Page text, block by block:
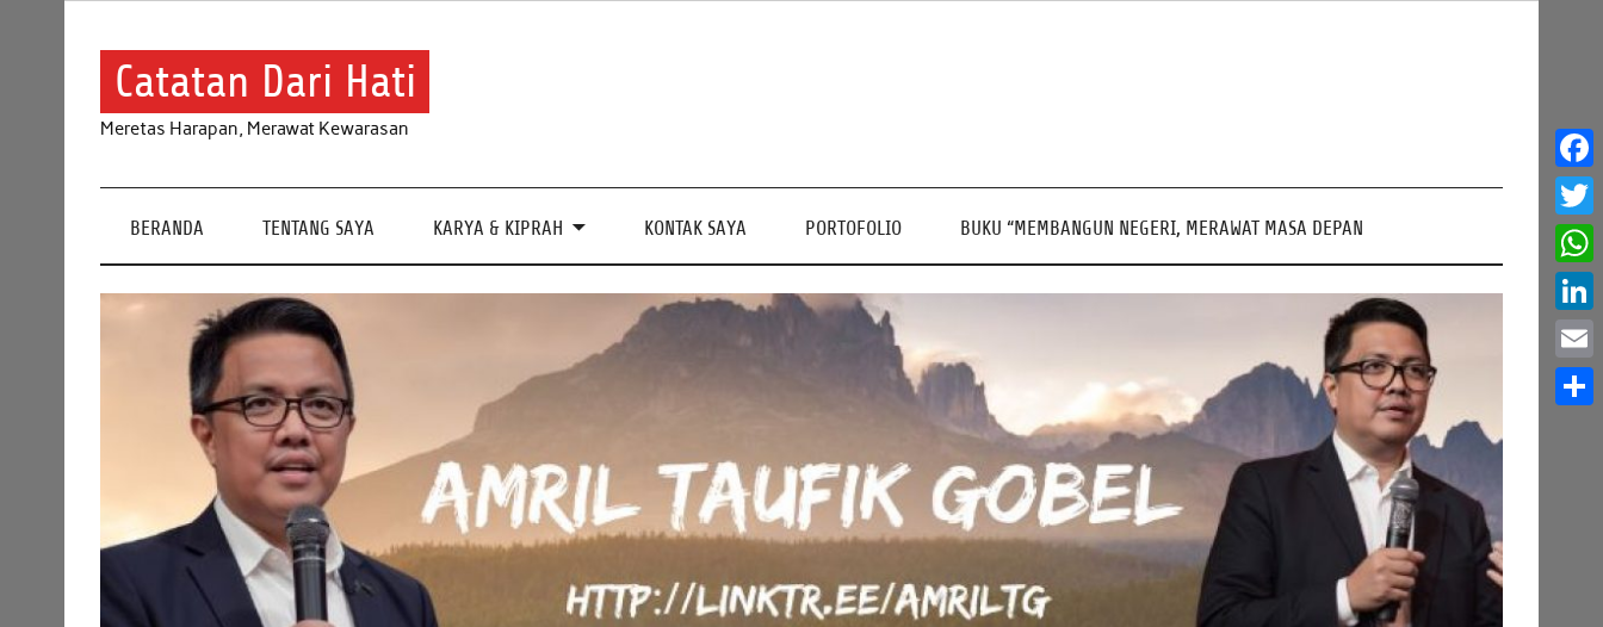
Catatan Dari Hati
Meretas Harapan, Merawat Kewarasan
BERANDA TENTANG SAYA KARYA & KIPRAH KONTAK SAYA PORTOFOLIO BUKU “MEMBANGUN NEGERI, MERAWAT MASA DEPAN
Email